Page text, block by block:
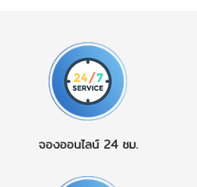
ตกหลุมรักตั้งแต่ก้าวแรกที่ไป
1. ญี่ปุ่น – ดินแดน
แห่งใบไม้เปลี่ยนสีและ
วัฒนธรรมอันงดงาม ปลาย
เดือนตุลาคมถึงต้นเดือน
ธันวาคม คือช่วงเวลาที่
ประเทศญี่ปุ่นสวยที่สุดของปี
Shopping Tour คือรูปแบบ
การท่องเที่ยวประเทศจีนที่👉
ไม่มีการบังคับแวะร้านรัฐบาล
ร้านหยก ร้านชา ร้าน
สมุนไพร หรือร้านขายของที่
“เที่ยวจริง พักจริง กินดี”👉
ท่องเที่ยว วัฒนธรรม
จองออนไลน์ 24 ชม.